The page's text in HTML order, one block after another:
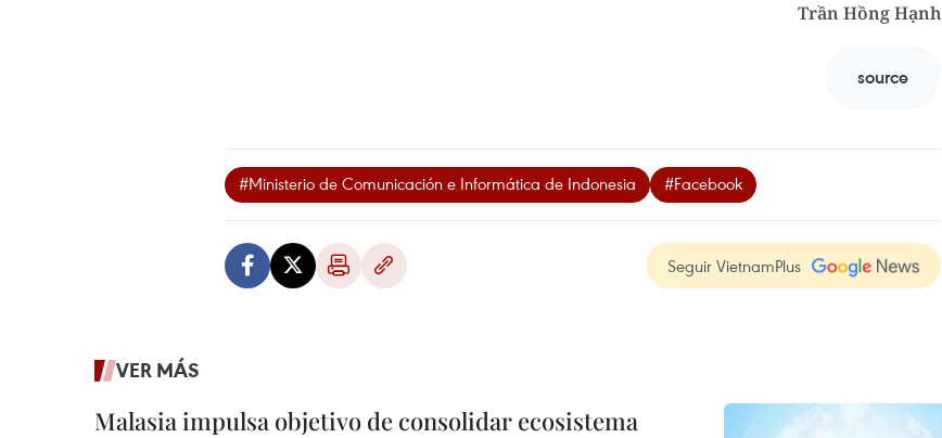
Trần Hồng Hạnh
source
#Ministerio de Comunicación e Informática de Indonesia #Facebook
Seguir VietnamPlus
VER MÁS
Malasia impulsa objetivo de consolidar ecosistema